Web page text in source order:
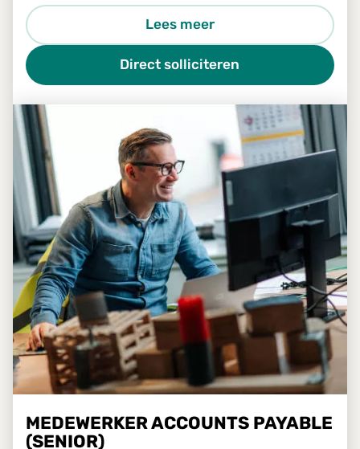
transformatieteam een sleutelrol spelen in het
analyseren, verbeteren e
Lees meer
Direct solliciteren
MEDEWERKER ACCOUNTS PAYABLE
(SENIOR)